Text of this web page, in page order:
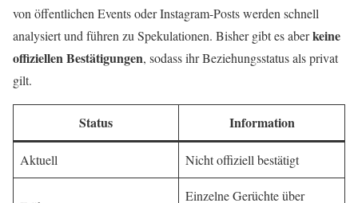
von öffentlichen Events oder Instagram-Posts werden schnell
analysiert und führen zu Spekulationen. Bisher gibt es aberkeine
offiziellen Bestätigungen, sodass ihr Beziehungsstatus als privat
gilt.
Status Information
Aktuell Nicht offiziell bestätigt
Einzelne Gerüchte über